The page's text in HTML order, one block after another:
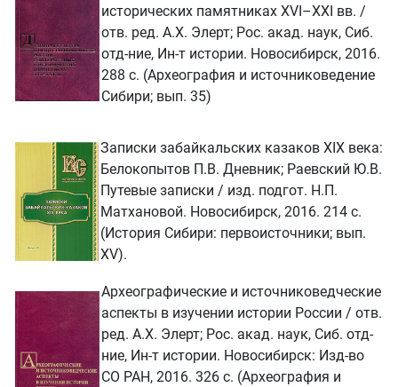
исторических памятниках XVI–XXI вв. /
отв. ред. А.Х. Элерт; Рос. акад. наук, Сиб.
отд-ние, Ин-т истории. Новосибирск, 2016.
288 с. (Археография и источниковедение
Сибири; вып. 35)
Записки забайкальских казаков XIX века:
Белокопытов П.В. Дневник; Раевский Ю.В.
Путевые записки / изд. подгот. Н.П.
Матхановой. Новосибирск, 2016. 214 с.
(История Сибири: первоисточники; вып.
XV).
Археографические и источниковедческие
аспекты в изучении истории России / отв.
ред. А.Х. Элерт; Рос. акад. наук, Сиб. отд-
ние, Ин-т истории. Новосибирск: Изд-во
СО РАН, 2016. 326 с. (Археография и